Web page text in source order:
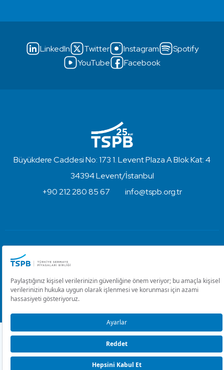
LinkedIn Twitter Instagram
Spotify
YouTube
Facebook
Büyükdere Caddesi No: 173 1. Levent Plaza A Blok Kat: 4
34394 Levent/İstanbul
+90 212 280 85 67
info@tspb.org.tr
Türkiye Sermaye Piyasaları Birliği ⋅ Copyright © 2023
Çerez Ayarlarını Düzenle